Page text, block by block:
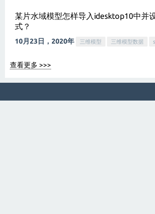
某片水域模型怎样导入idesktop10中并
式？
10月23日，2020年 三维模型 三维模型数据
查看更多 >>>